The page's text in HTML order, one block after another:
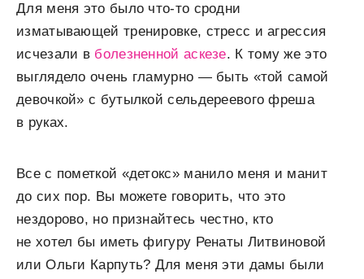
Для меня это было что-то сродни
изматывающей тренировке, стресс и агрессия
исчезали в болезненной аскезе. К тому же это
выглядело очень гламурно — быть «той самой
девочкой» с бутылкой сельдереевого фреша
в руках.
Все с пометкой «детокс» манило меня и манит
до сих пор. Вы можете говорить, что это
нездорово, но признайтесь честно, кто
не хотел бы иметь фигуру Ренаты Литвиновой
или Ольги Карпуть? Для меня эти дамы были